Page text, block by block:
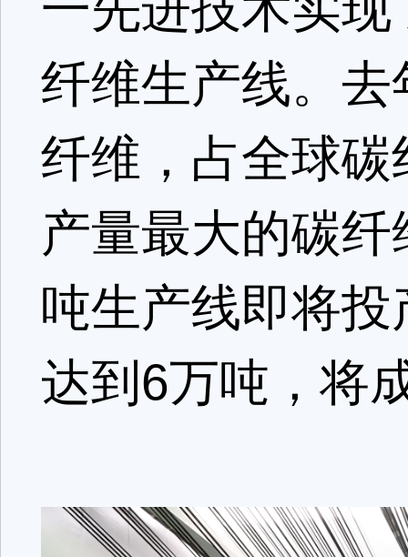
纤维生产线。
纤维，占全球
产量最大的碳
吨生产线即将
达到6万吨，将